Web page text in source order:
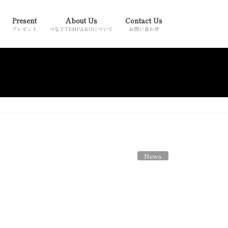
Present
プレゼント
About Us
つなぐTENPAKUについて
Contact Us
お問い合わせ
News